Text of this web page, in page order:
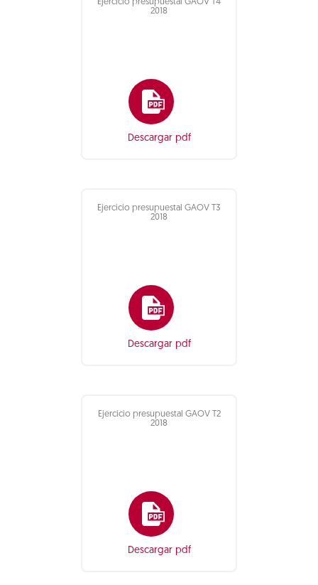
Ejercicio presupuestal GAOV T4
2018
Descargar pdf
Ejercicio presupuestal GAOV T3
2018
Descargar pdf
Ejercicio presupuestal GAOV T2
2018
Descargar pdf